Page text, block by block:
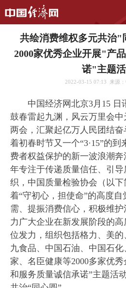
共绘消费维权多元共治"
2000家优秀企业开展"产
诺"主题
2022-03-15 07:13 来源
中国经济网北京3月15 日
鼓春雷起九渊，风云万里会中
两会，汇聚起亿万人民团结
着初春时节又一个“3·15”的
费者权益保护的新一波浪潮
年专注于传递质量信任、引导
织，中国质量检验协会（以
着“守初心，担使命”的高度
需、提振消费信心，积极维
力广大企业在新发展阶段的
位发力，组织包括格力、美
九食品、中国石油、中国石
家、名臣健康等2000多家优秀
和服务质量诚信承诺”主题活